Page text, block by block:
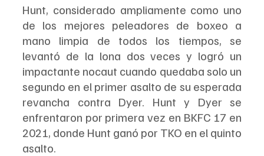
Hunt, considerado ampliamente como uno
de los mejores peleadores de boxeo a
mano limpia de todos los tiempos, se
levantó de la lona dos veces y logró un
impactante nocaut cuando quedaba solo un
segundo en el primer asalto de su esperada
revancha contra Dyer. Hunt y Dyer se
enfrentaron por primera vez en BKFC 17 en
2021, donde Hunt ganó por TKO en el quinto
asalto.